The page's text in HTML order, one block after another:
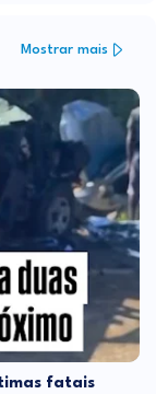
Mostrar mais
fatais